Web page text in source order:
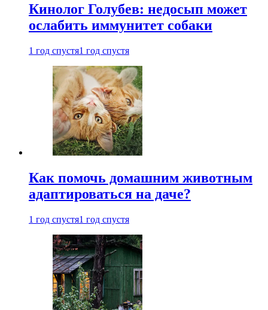
Кинолог Голубев: недосып может
ослабить иммунитет собаки
1 год спустя1 год спустя
Как помочь домашним животным
адаптироваться на даче?
1 год спустя1 год спустя